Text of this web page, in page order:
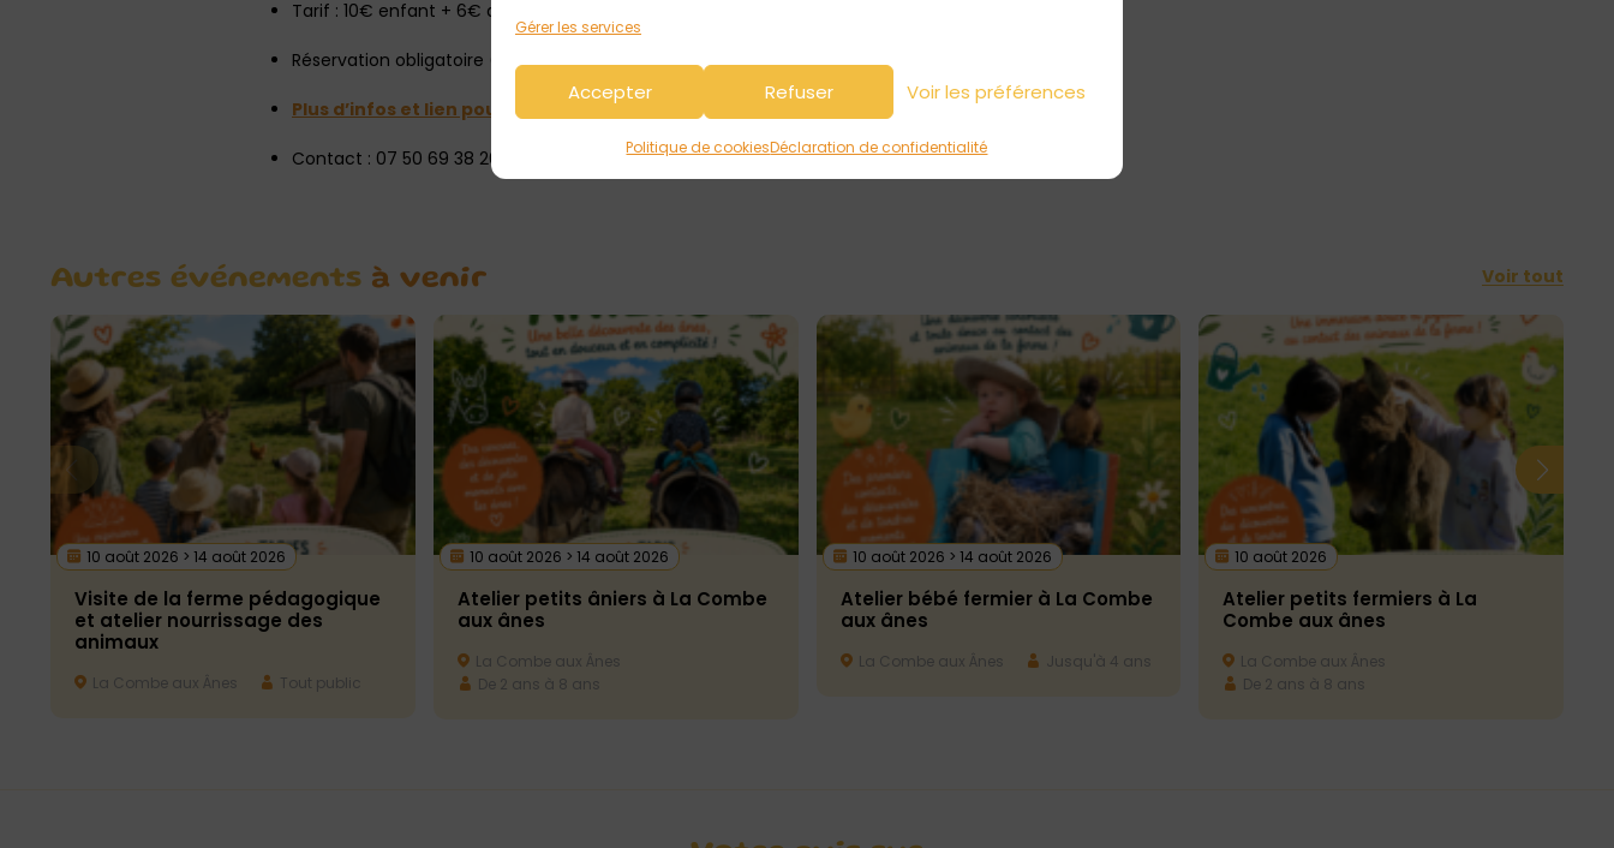
Gérer les services
Accepter Refuser Voir les préférences
Politique de cookiesDéclaration de confidentialité
Tarif : 10€ enfant + 6€ adulte
Réservation obligatoire (places limitées)
Plus d’infos et lien pour réserver
Contact : 07 50 69 38 26
Autres événements à venir Voir tout
10 août 2026 > 14 août 2026
Visite de la ferme pédagogique
et atelier nourrissage des
animaux
La Combe aux Ânes Tout public
10 août 2026 > 14 août 2026
Atelier petits âniers à La Combe
aux ânes
La Combe aux Ânes
De 2 ans à 8 ans
10 août 2026 > 14 août 2026
Atelier bébé fermier à La Combe
aux ânes
La Combe aux Ânes Jusqu'à 4 ans
10 août 2026
Atelier petits fermiers à La
Combe aux ânes
La Combe aux Ânes
De 2 ans à 8 ans